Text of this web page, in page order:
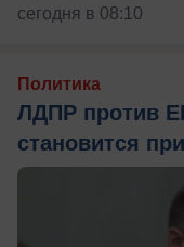
сегодня в 08:10
Политика
ЛДПР против
становится